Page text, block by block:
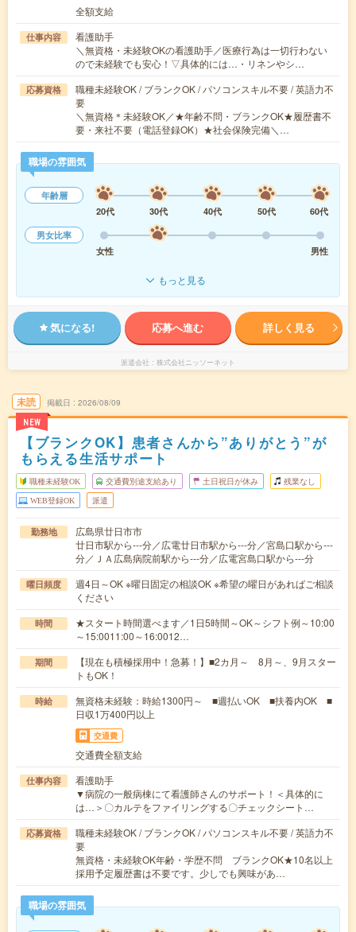
全額支給
仕事内容
看護助手
＼無資格・未経験OKの看護助手／医療行為は一切行わない
ので未経験でも安心！▽具体的には…・リネンやシ…
応募資格
職種未経験OK / ブランクOK / パソコンスキル不要 / 英語力不
要
＼無資格＊未経験OK／★年齢不問・ブランクOK★履歴書不
要・来社不要（電話登録OK）★社会保険完備＼…
職場の雰囲気
年齢層
20代
30代 40代 50代
60代
男女比率
女性
男性
もっと見る
気になる! 応募へ進む 詳しく見る
派遣会社 株式会社ニッソーネット
未読
NEW
掲載日 2026/08/09
【ブランクOK】患者さんから”ありがとう”が
もらえる生活サポート
職種未経験OK 交通費別途支給あり 土日祝日が休み 残業なし
WEB登録OK 派遣
勤務地
広島県廿日市市
廿日市駅から---分／広電廿日市駅から---分／宮島口駅から---
分／ＪＡ広島病院前駅から---分／広電宮島口駅から---分
曜日頻度
週4日～OK ※曜日固定の相談OK ※希望の曜日があればご相談
ください
時間
★スタート時間選べます／1日5時間～OK～シフト例～10:00
～15:0011:00～16:0012…
期間
【現在も積極採用中！急募！】■2カ月～ 8月～、9月スター
トもOK！
時給
無資格未経験：時給1300円～ ■週払いOK ■扶養内OK ■
日収1万400円以上
交通費
交通費全額支給
仕事内容
看護助手
▼病院の一般病棟にて看護師さんのサポート！＜具体的に
は…＞〇カルテをファイリングする〇チェックシート…
応募資格
職種未経験OK / ブランクOK / パソコンスキル不要 / 英語力不
要
無資格・未経験OK年齢・学歴不問 ブランクOK★10名以上
採用予定履歴書は不要です。少しでも興味があ…
職場の雰囲気